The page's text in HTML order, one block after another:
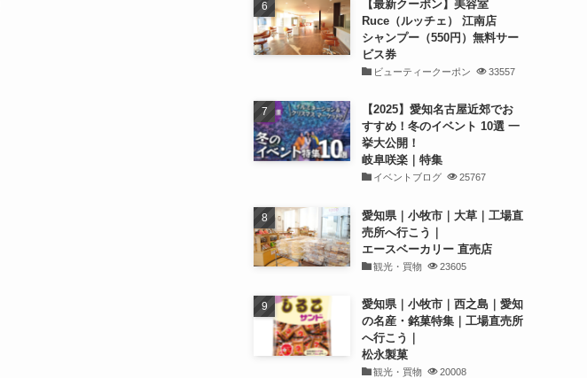
【最新クーポン】美容室
Ruce（ルッチェ） 江南店
シャンプー（550円）無料サー
ビス券
ビューティークーポン 33557
【2025】愛知名古屋近郊でお
すすめ！冬のイベント 10選 一
挙大公開！
岐阜咲楽｜特集
イベントブログ 25767
愛知県｜小牧市｜大草｜工場直
売所へ行こう｜
エースベーカリー 直売店
観光・買物 23605
愛知県｜小牧市｜西之島｜愛知
の名産・銘菓特集｜工場直売所
へ行こう｜
松永製菓
観光・買物 20008